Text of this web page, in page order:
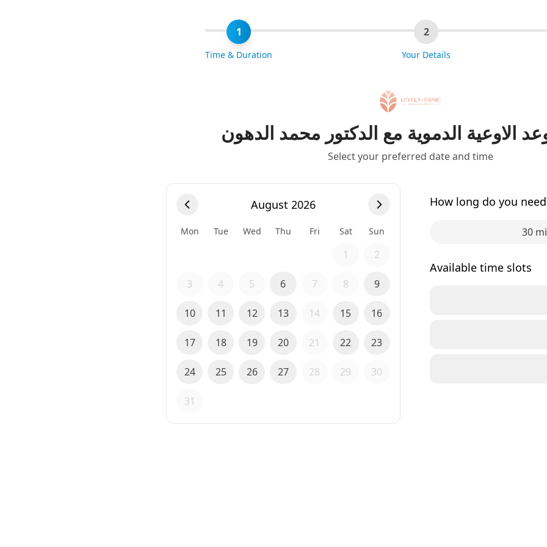
1
Time & Duration
2
Your Details
الاوعية الدموية مع الدكتور محمد الدهون
Select your preferred date and time
August 2026
Mon Tue Wed Thu Fri Sat Sun
1 2
3 4 5 6 7 8 9
10 11 12 13 14 15 16
17 18 19 20 21 22 23
24 25 26 27 28 29 30
31
How long do you
30
Available time slots